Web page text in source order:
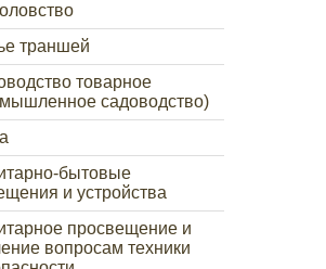
траншей
товарное
садоводство)
бытовые
и устройства
просвещение и
вопросам техники